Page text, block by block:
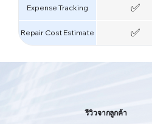
Expense Tracking ✅
Repair Cost Estimate ✅
รีวิวจากลูกค้า